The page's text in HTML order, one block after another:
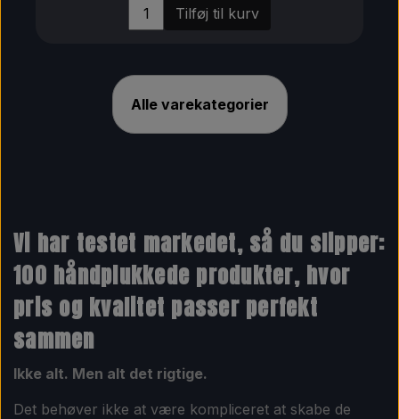
Tilføj til kurv
Alle varekategorier
Vi har testet markedet, så du slipper:
100 håndplukkede produkter, hvor
pris og kvalitet passer perfekt
sammen
Ikke alt. Men alt det rigtige.
Det behøver ikke at være kompliceret at skabe de